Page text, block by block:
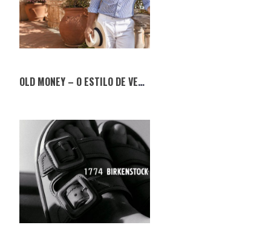
OLD MONEY – O ESTILO DE VERÃO QUE NUNCA SAI DE MODA